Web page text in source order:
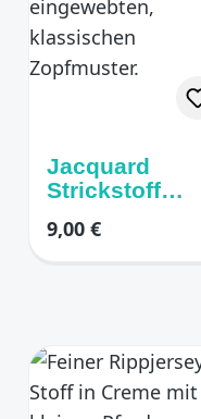
Jacquard
Strickstoff
Denim
Regulärer Preis:
9,00 €